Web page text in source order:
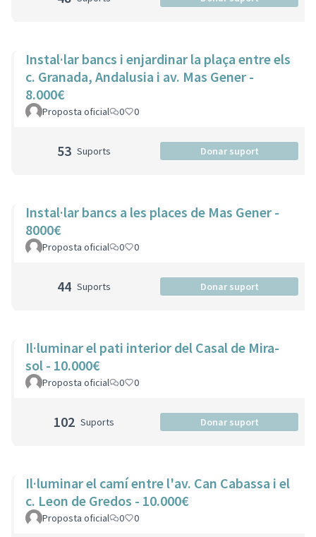
Instal·lar bancs i enjardinar la plaça entre els
c. Granada, Andalusia i av. Mas Gener -
8.000€
Proposta oficial 0 0
53 Suports Donar suport
Instal·lar bancs a les places de Mas Gener -
8000€
Proposta oficial 0 0
44 Suports Donar suport
Il·luminar el pati interior del Casal de Mira-
sol - 10.000€
Proposta oficial 0 0
102 Suports Donar suport
Il·luminar el camí entre l'av. Can Cabassa i el
c. Leon de Gredos - 10.000€
Proposta oficial 0 0